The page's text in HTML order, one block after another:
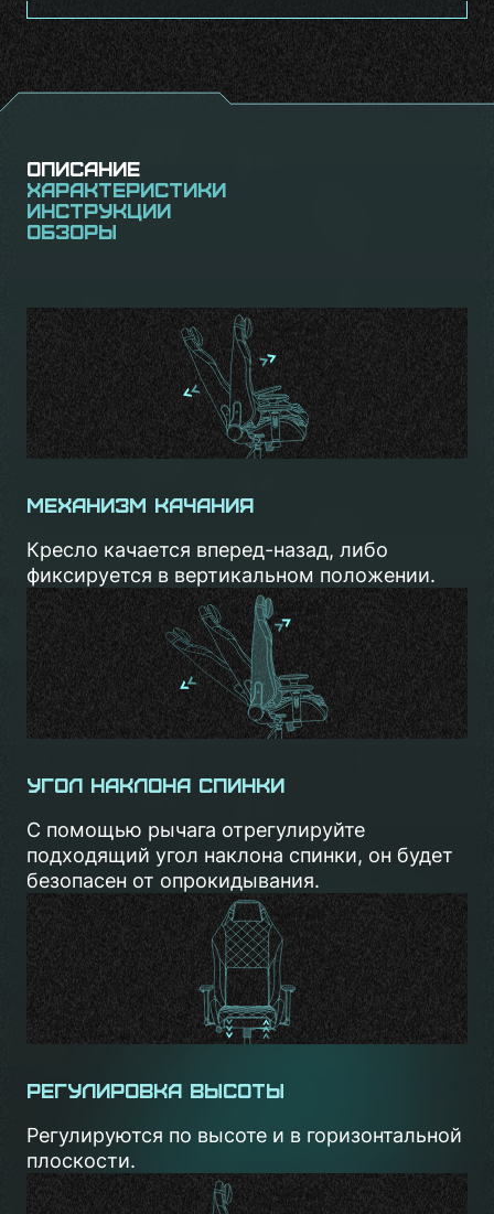
Описание
Характеристики
Инструкции
Обзоры
Механизм качания
Кресло качается вперед-назад, либо
фиксируется в вертикальном положении.
Угол наклона спинки
С помощью рычага отрегулируйте
подходящий угол наклона спинки, он будет
безопасен от опрокидывания.
Регулировка высоты
Регулируются по высоте и в горизонтальной
плоскости.